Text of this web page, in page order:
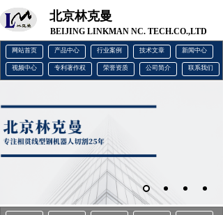
北京林克曼
BEIJING LINKMAN NC. TECH.CO.,LTD
网站首页 产品中心 行业案例 技术文章 新闻中心
视频中心 专利著作权 荣誉资质 公司简介 联系我们